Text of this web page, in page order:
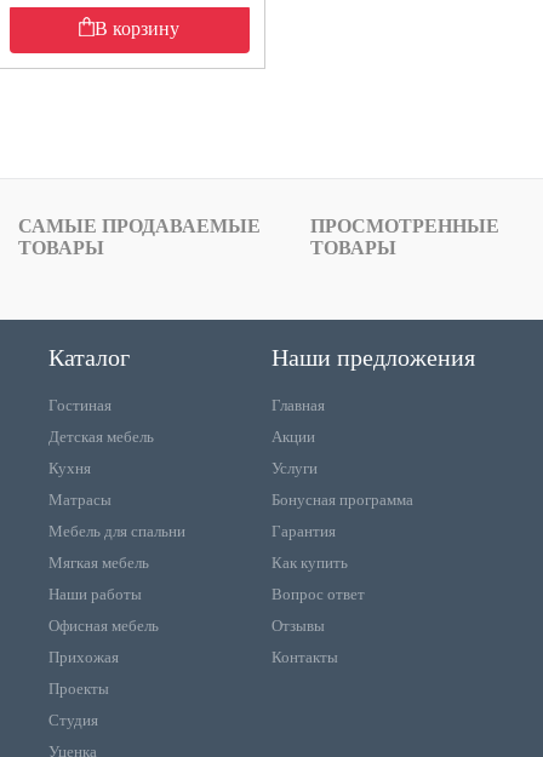
В корзину
САМЫЕ ПРОДАВАЕМЫЕ
ТОВАРЫ
ПРОСМОТРЕННЫЕ
ТОВАРЫ
Каталог
Гостиная
Детская мебель
Кухня
Матрасы
Мебель для спальни
Мягкая мебель
Наши работы
Офисная мебель
Прихожая
Проекты
Студия
Уценка
Наши предложения
Главная
Акции
Услуги
Бонусная программа
Гарантия
Как купить
Вопрос ответ
Отзывы
Контакты